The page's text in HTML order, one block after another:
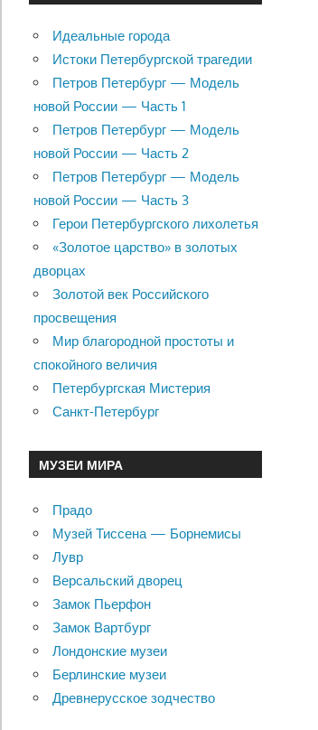
Идеальные города
Истоки Петербургской трагедии
Петров Петербург — Модель
новой России — Часть 1
Петров Петербург — Модель
новой России — Часть 2
Петров Петербург — Модель
новой России — Часть 3
Герои Петербургского лихолетья
«Золотое царство» в золотых
дворцах
Золотой век Российского
просвещения
Мир благородной простоты и
спокойного величия
Петербургская Мистерия
Санкт-Петербург
МУЗЕИ МИРА
Прадо
Музей Тиссена — Борнемисы
Лувр
Версальский дворец
Замок Пьерфон
Замок Вартбург
Лондонские музеи
Берлинские музеи
Древнерусское зодчество